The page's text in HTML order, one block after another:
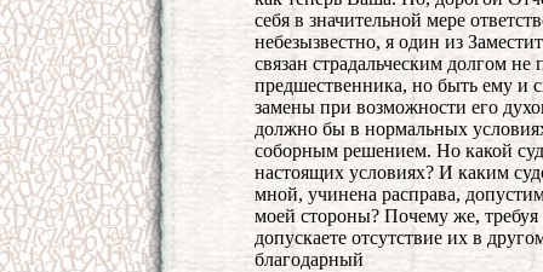
себя в значительной мере
небезызвестно, я один из
связан страдальческим долгом не
предшественника, но быть ему и
замены при возможности его
должно бы в нормальных
соборным решением. Но какой
настоящих условиях? И каким
мной, учинена расправа,
моей стороны? Почему же,
допускаете отсутствие их в
благодарный